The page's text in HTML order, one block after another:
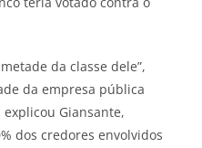
da classe dele”,
da empresa pública
Giansante,
dos credores envolvidos